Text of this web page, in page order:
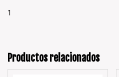
1
Productos relacionados